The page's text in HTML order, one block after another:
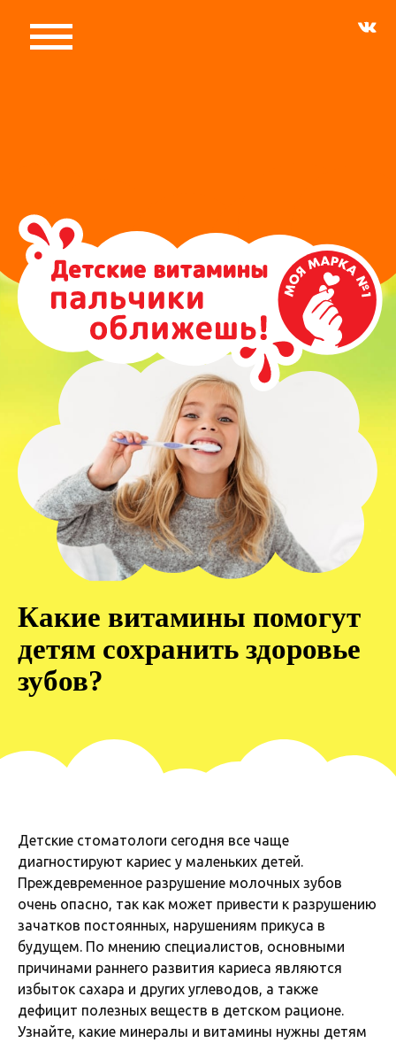
Какие витамины помогут
детям сохранить здоровье
зубов?
Детские стоматологи сегодня все чаще
диагностируют кариес у маленьких детей.
Преждевременное разрушение молочных зубов
очень опасно, так как может привести к разрушению
зачатков постоянных, нарушениям прикуса в
будущем. По мнению специалистов, основными
причинами раннего развития кариеса являются
избыток сахара и других углеводов, а также
дефицит полезных веществ в детском рационе.
Узнайте, какие минералы и витамины нужны детям